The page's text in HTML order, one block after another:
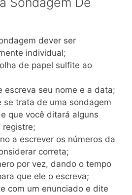
dever ser
individual;
de papel sulfite ao
escreva seu nome e a data;
se trata de uma sondagem
que você ditará alguns
registre;
a escrever os números da
correta;
por vez, dando o tempo
que ele o escreva;
com um enunciado e dite